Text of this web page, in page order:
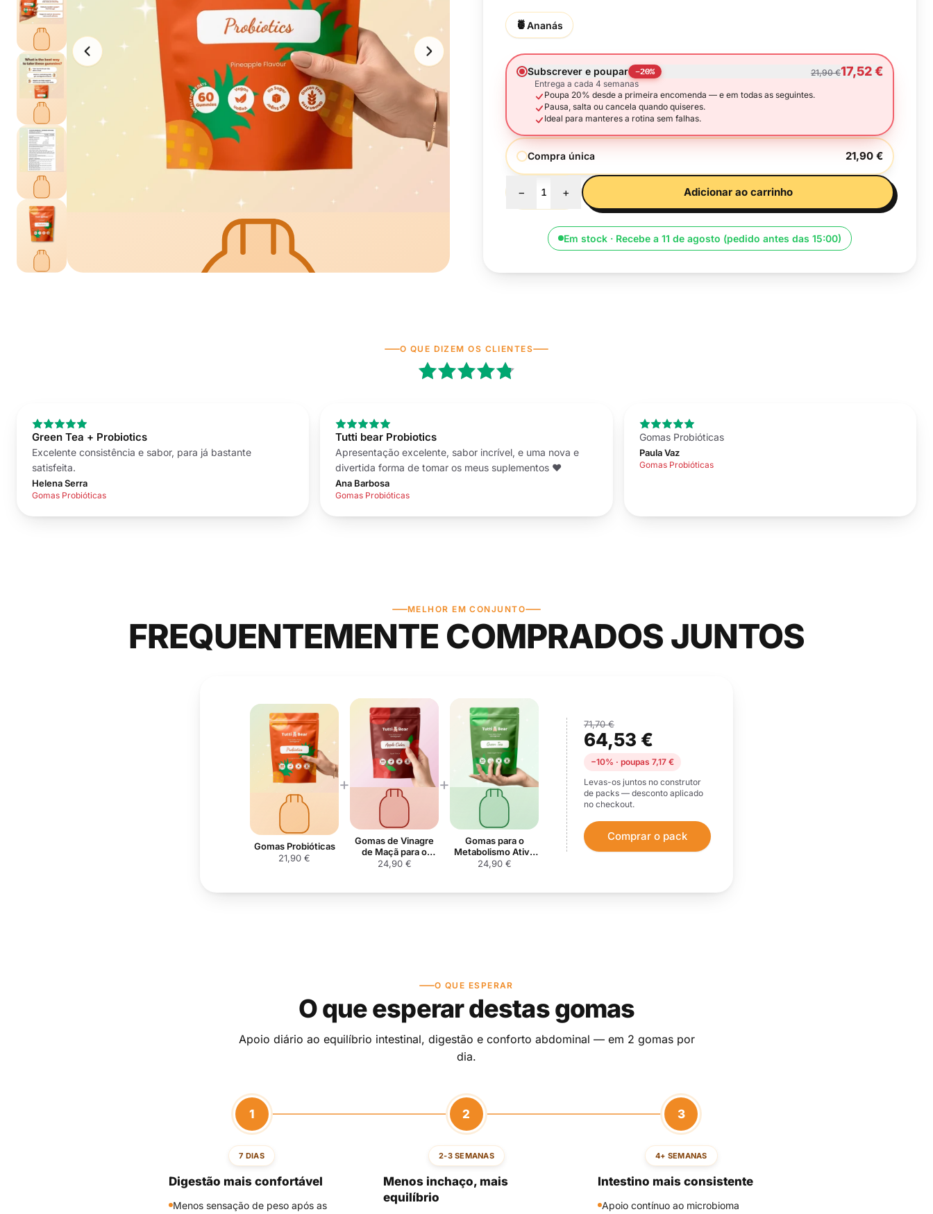
🍍Ananás
Subscrever e poupar −20% 21,90 €17,52 €
Entrega a cada 4 semanas
Poupa 20% desde a primeira encomenda — e em todas as seguintes.
Pausa, salta ou cancela quando quiseres.
Ideal para manteres a rotina sem falhas.
Compra única 21,90 €
− 1 + Adicionar ao carrinho
Em stock · Recebe a 11 de agosto (pedido antes das 15:00)
O QUE DIZEM OS CLIENTES
Green Tea + Probiotics
Excelente consistência e sabor, para já bastante
satisfeita.
Helena Serra
Gomas Probióticas
Tutti bear Probiotics
Apresentação excelente, sabor incrível, e uma nova e
divertida forma de tomar os meus suplementos ❤️
Ana Barbosa
Gomas Probióticas
Gomas Probióticas
Paula Vaz
Gomas Probióticas
MELHOR EM CONJUNTO
FREQUENTEMENTE COMPRADOS JUNTOS
Gomas Probióticas
21,90 €
+
Gomas de Vinagre
de Maçã para o
Controlo do Apetite
24,90 €
+
Gomas para o
Metabolismo Ativo
com Chá Verde
24,90 €
71,70 €
64,53 €
−10% · poupas 7,17 €
Levas-os juntos no construtor
de packs — desconto aplicado
no checkout.
Comprar o pack
O QUE ESPERAR
O que esperar destas gomas
Apoio diário ao equilíbrio intestinal, digestão e conforto abdominal — em 2 gomas por
dia.
1
7 DIAS
Digestão mais confortável
Menos sensação de peso após as
2
2-3 SEMANAS
Menos inchaço, mais
equilíbrio
3
4+ SEMANAS
Intestino mais consistente
Apoio contínuo ao microbioma